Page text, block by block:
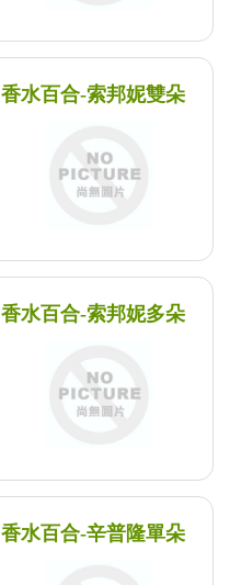
香水百合-索邦妮雙朵
香水百合-索邦妮多朵
香水百合-辛普隆單朵